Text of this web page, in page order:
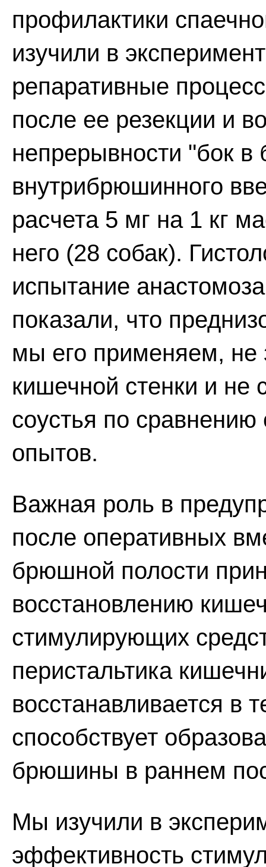
профилактики
изучили в
репаративные
после ее резекции и
непрерывности "бок в
внутрибрюшинного
расчета 5 мг на 1 кг
него (28 собак).
испытание
показали, что
мы его применяем, не
кишечной стенки и не
соустья по сравнению
опытов.
Важная роль в
после оперативных
брюшной полости
восстановлению
стимулирующих
перистальтика
восстанавливается в
способствует
брюшины в раннем
Мы изучили в
эффективность